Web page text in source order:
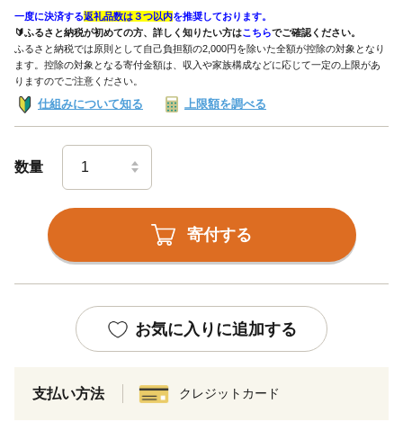
一度に決済する返礼品数は３つ以内を推奨しております。
🔰ふるさと納税が初めての方、詳しく知りたい方はこちらでご確認ください。
ふるさと納税では原則として自己負担額の2,000円を除いた全額が控除の対象となり
ます。控除の対象となる寄付金額は、収入や家族構成などに応じて一定の上限があ
りますのでご注意ください。
仕組みについて知る 上限額を調べる
数量
寄付する
お気に入りに追加する
支払い方法 クレジットカード